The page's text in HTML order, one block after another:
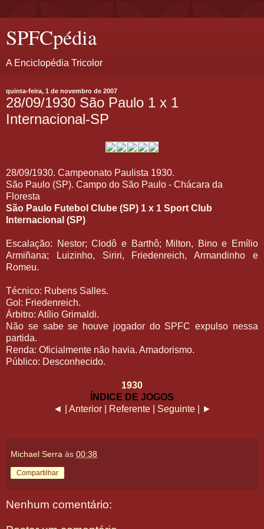
SPFCpédia
A Enciclopédia Tricolor
quinta-feira, 1 de novembro de 2007
28/09/1930 São Paulo 1 x 1
Internacional-SP
28/09/1930. Campeonato Paulista 1930.
São Paulo (SP). Campo do São Paulo - Chácara da
Floresta
São Paulo Futebol Clube (SP) 1 x 1 Sport Club
Internacional (SP)
Escalação: Nestor; Clodô e Barthô; Milton, Bino e Emílio
Armiñana; Luizinho, Siriri, Friedenreich, Armandinho e
Romeu.
Técnico: Rubens Salles.
Gol: Friedenreich.
Árbitro: Atílio Grimaldi.
Não se sabe se houve jogador do SPFC expulso nessa
partida.
Renda: Oficialmente não havia. Amadorismo.
Público: Desconhecido.
1930
ÍNDICE DE JOGOS
◄ | Anterior| Referente | Seguinte| ►
Michael Serra às 00:38
Compartilhar
Nenhum comentário: